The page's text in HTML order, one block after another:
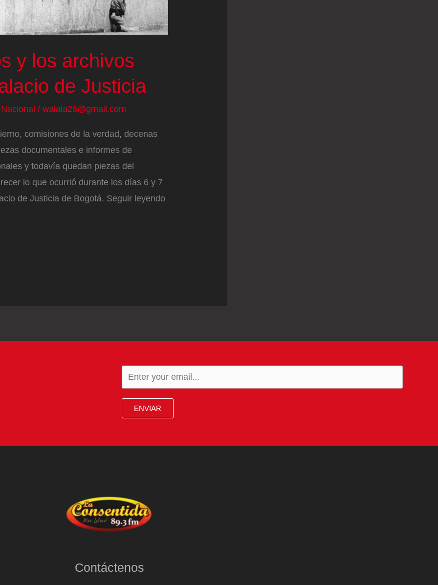
y los archivos
de Justicia
Nacional / walala26@gmail.com
comisiones de la verdad, decenas
documentales e informes de
y todavía quedan piezas del
lo que ocurrió durante los días 6 y 7
de Justicia de Bogotá. Seguir leyendo
ENVIAR
Contáctenos